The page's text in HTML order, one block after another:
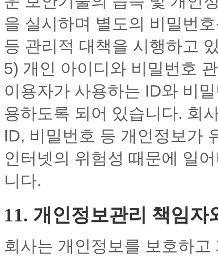
을 실시하며 별도의 비밀번
등 관리적 대책을 시행하고
5) 개인 아이디와 비밀번호
이용자가 사용하는 ID와 비
용하도록 되어 있습니다. 회
ID, 비밀번호 등 개인정보가
인터넷의 위험성 때문에 일
니다.
11. 개인정보관리 책임자
회사는 개인정보를 보호하